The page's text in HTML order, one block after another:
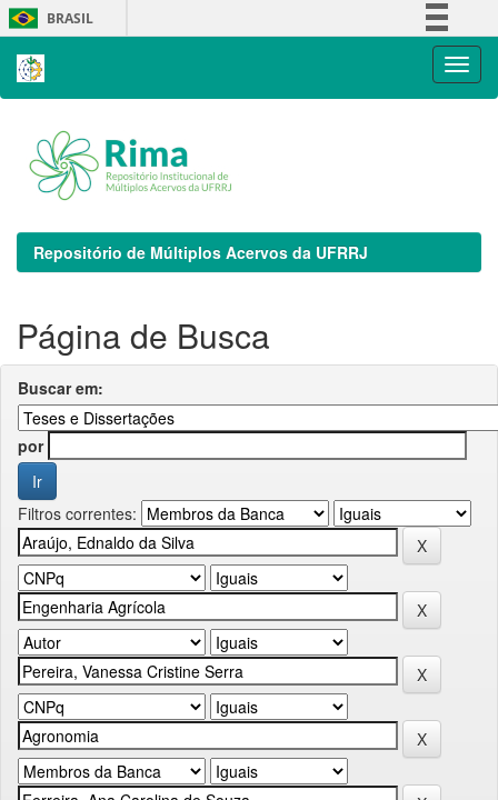
Skip
navigation
BRASIL
Repositório de Múltiplos Acervos da UFRRJ
Página de Busca
Buscar em:
por
Filtros correntes: